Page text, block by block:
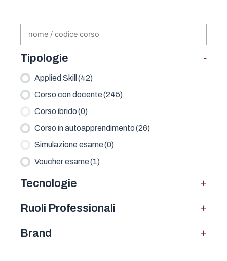
Tipologie -
Applied Skill (42)
Corso con docente(245)
Corso ibrido(0)
Corso in autoapprendimento(26)
Simulazione esame(0)
Voucher esame(1)
Tecnologie +
Ruoli Professionali +
Brand +